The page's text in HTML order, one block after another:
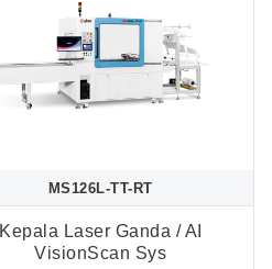
MS126L-TT-RT
Kepala Laser Ganda / AI
VisionScan Sys